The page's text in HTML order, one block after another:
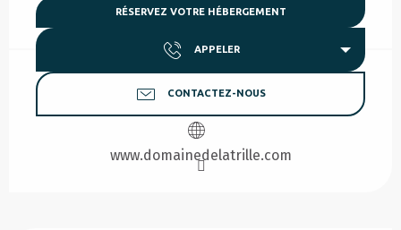
RÉSERVEZ VOTRE HÉBERGEMENT
APPELER
CONTACTEZ-NOUS
www.domainedelatrille.com